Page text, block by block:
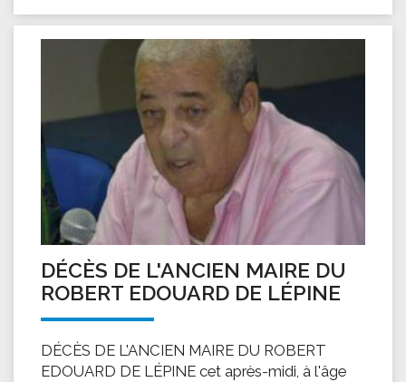
DÉCÈS DE L'ANCIEN MAIRE DU
ROBERT EDOUARD DE LÉPINE
DÉCÈS DE L'ANCIEN MAIRE DU ROBERT
EDOUARD DE LÉPINE cet après-midi, à l'âge